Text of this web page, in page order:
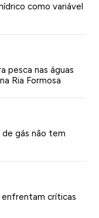
como variável
pesca nas águas
Ria Formosa
de gás não tem
enfrentam críticas